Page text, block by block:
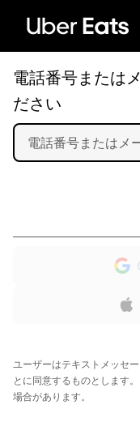
電話番号または
ださい
ユーザーはテキストメッセ
とに同意するものとします
場合があります。